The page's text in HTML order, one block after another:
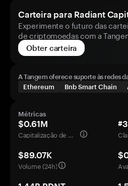
Carteira para Radiant
Experimente o futuro das
de criptomoedas com a
Obter carteira
A Tangem oferece suporte às redes
Ethereum
Bnb Smart Chain
Métricas
$0.61M
Capitalização de mercado
$89.07K
Volume (24h)